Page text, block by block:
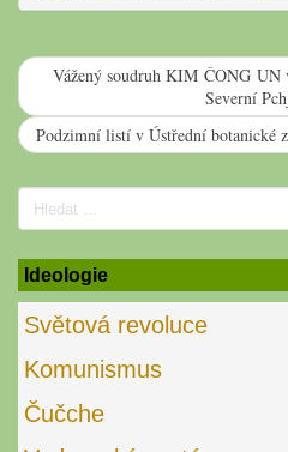
Vážený soudruh KIM ČONG
Severní
Podzimní listí v Ústřední botanické
Search
for:
Ideologie
Světová revoluce
Komunismus
Čučche